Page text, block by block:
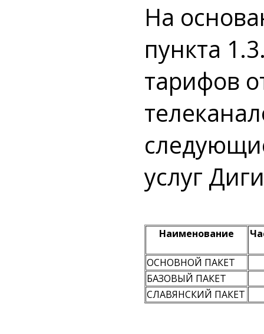
На
пункта
тарифов
услуг
Наименование
ОСНОВНОЙ ПАКЕТ
БАЗОВЫЙ ПАКЕТ
СЛАВЯНСКИЙ ПАКЕТ